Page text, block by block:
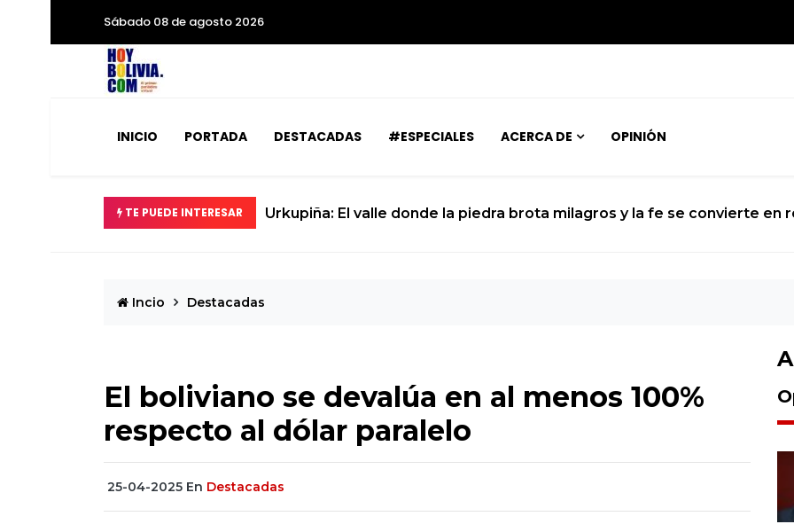
Sábado 08 de agosto 2026
INICIO PORTADA DESTACADAS #ESPECIALES ACERCA DE OPINIÓN
TE PUEDE INTERESAR Urkupiña: El valle donde la piedra brota milagros y la fe se convierte en
Incio Destacadas
El boliviano se devalúa en al menos 100%
respecto al dólar paralelo
25-04-2025 En Destacadas